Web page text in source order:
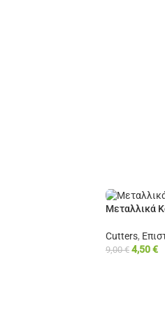
Μεταλλικά
Cutters,
9,00€ 4,50€